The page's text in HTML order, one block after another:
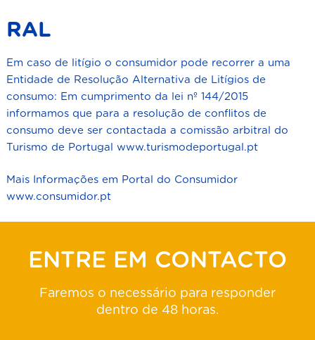
RAL
Em caso de litígio o consumidor pode recorrer a uma
Entidade de Resolução Alternativa de Litígios de
consumo: Em cumprimento da lei nº 144/2015
informamos que para a resolução de conflitos de
consumo deve ser contactada a comissão arbitral do
Turismo de Portugal www.turismodeportugal.pt
Mais Informações em Portal do Consumidor
www.consumidor.pt
ENTRE EM CONTACTO
Faremos o necessário para responder
dentro de 48 horas.